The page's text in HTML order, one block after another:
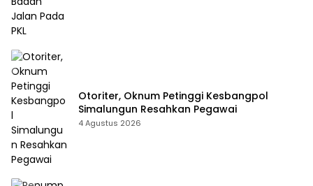
Otoriter, Oknum Petinggi Kesbangpol
Simalungun Resahkan Pegawai
4 Agustus 2026